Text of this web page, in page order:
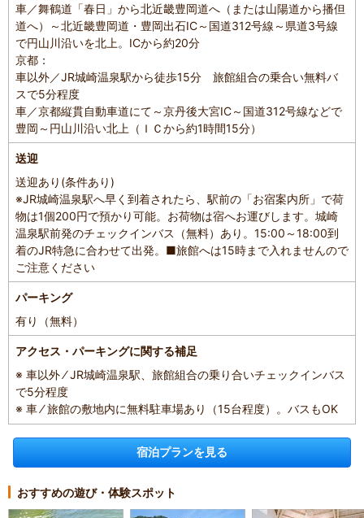
車／舞鶴道「春日」から北近畿豊岡道へ（または山陽道から播但
道へ）～北近畿豊岡道・豊岡出石IC～国道312号線～県道3号線
で円山川沿いを北上。ICから約20分
京都：
車以外／JR城崎温泉駅から徒歩15分 旅館組合の乗合い無料バ
スで5分程度
車／京都縦貫自動車道にて～京丹後大宮IC～国道312号線などで
豊岡～円山川沿い北上（ＩＣから約1時間15分）
送迎
送迎あり(条件あり)
※JR城崎温泉駅へ早く到着されたら、駅前の「お宿案内所」で荷
物は1個200円で預かり可能。お荷物は宿へお運びします。城崎
温泉駅前発のチェックインバス（無料）あり。15:00～18:00到
着のJR特急に合わせて出発。■旅館へは15時まで入れませんので
ご注意ください
パーキング
有り（無料）
アクセス・パーキングに関する補足
※ 車以外 ⁄ JR城崎温泉駅、旅館組合の乗り合いチェックインバス
で5分程度
※ 車 ⁄ 旅館の敷地内に無料駐車場あり（15台程度）。バスもOK
宿泊プランを見る
おすすめの遊び・体験スポット